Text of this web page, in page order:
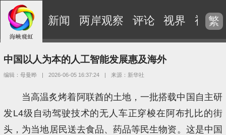
新闻 两岸观察 评论 视界 视频
繁
中国以人为本的人工智能发展惠及海外
编辑：母曼晔 | 2026-06-05 16:37:24 | 来源：新华社
当高温炙烤着阿联酋的土地，一批搭载中国自主研
发L4级自动驾驶技术的无人车正穿梭在阿布扎比的街
头，为当地居民送去食品、药品等民生物资。这是中国